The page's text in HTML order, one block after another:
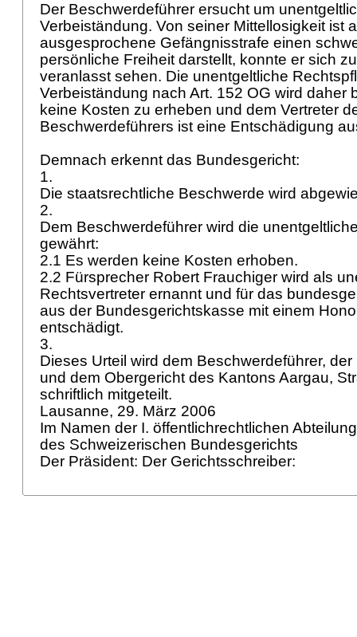
Der Beschwerdeführer ersucht um
Verbeiständung. Von seiner Mittellosigkeit ist
ausgesprochene Gefängnisstrafe einen
persönliche Freiheit darstellt, konnte er sich
veranlasst sehen. Die unentgeltliche
Verbeiständung nach Art. 152 OG wird daher
keine Kosten zu erheben und dem Vertreter
Beschwerdeführers ist eine Entschädigung
Demnach erkennt das Bundesgericht:
1.
Die staatsrechtliche Beschwerde wird
2.
Dem Beschwerdeführer wird die
gewährt:
2.1 Es werden keine Kosten erhoben.
2.2 Fürsprecher Robert Frauchiger wird als
Rechtsvertreter ernannt und für das
aus der Bundesgerichtskasse mit einem
entschädigt.
3.
Dieses Urteil wird dem Beschwerdeführer,
und dem Obergericht des Kantons Aargau,
schriftlich mitgeteilt.
Lausanne, 29. März 2006
Im Namen der I. öffentlichrechtlichen
des Schweizerischen Bundesgerichts
Der Präsident: Der Gerichtsschreiber: